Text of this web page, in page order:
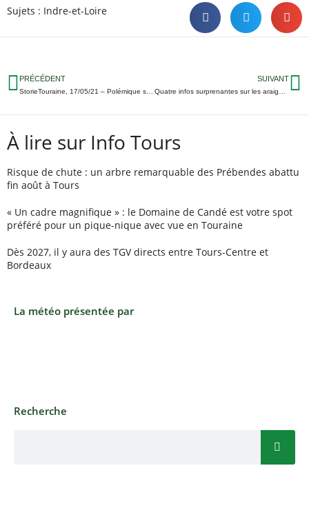
Sujets : Indre-et-Loire
PRÉCÉDENT SUIVANT
À lire sur Info Tours
Risque de chute : un arbre remarquable des Prébendes abattu
fin août à Tours
« Un cadre magnifique » : le Domaine de Candé est votre spot
préféré pour un pique-nique avec vue en Touraine
Dès 2027, il y aura des TGV directs entre Tours-Centre et
Bordeaux
La météo présentée par
Recherche